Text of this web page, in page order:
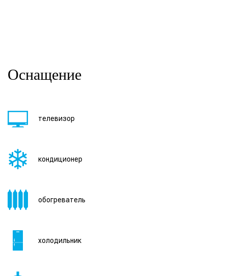
Оснащение
телевизор
кондиционер
обогреватель
холодильник